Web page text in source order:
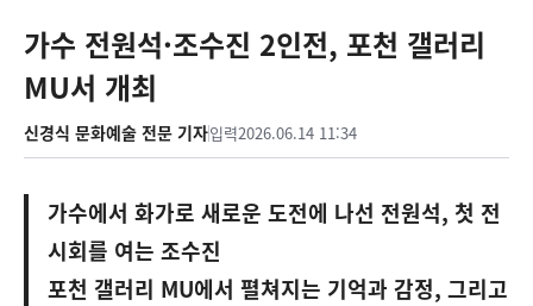
가수 전원석·조수진 2인전, 포천 갤러리
MU서 개최
신경식 문화예술 전문 기자입력2026.06.14 11:34
가수에서 화가로 새로운 도전에 나선 전원석, 첫 전
시회를 여는 조수진
포천 갤러리 MU에서 펼쳐지는 기억과 감정, 그리고